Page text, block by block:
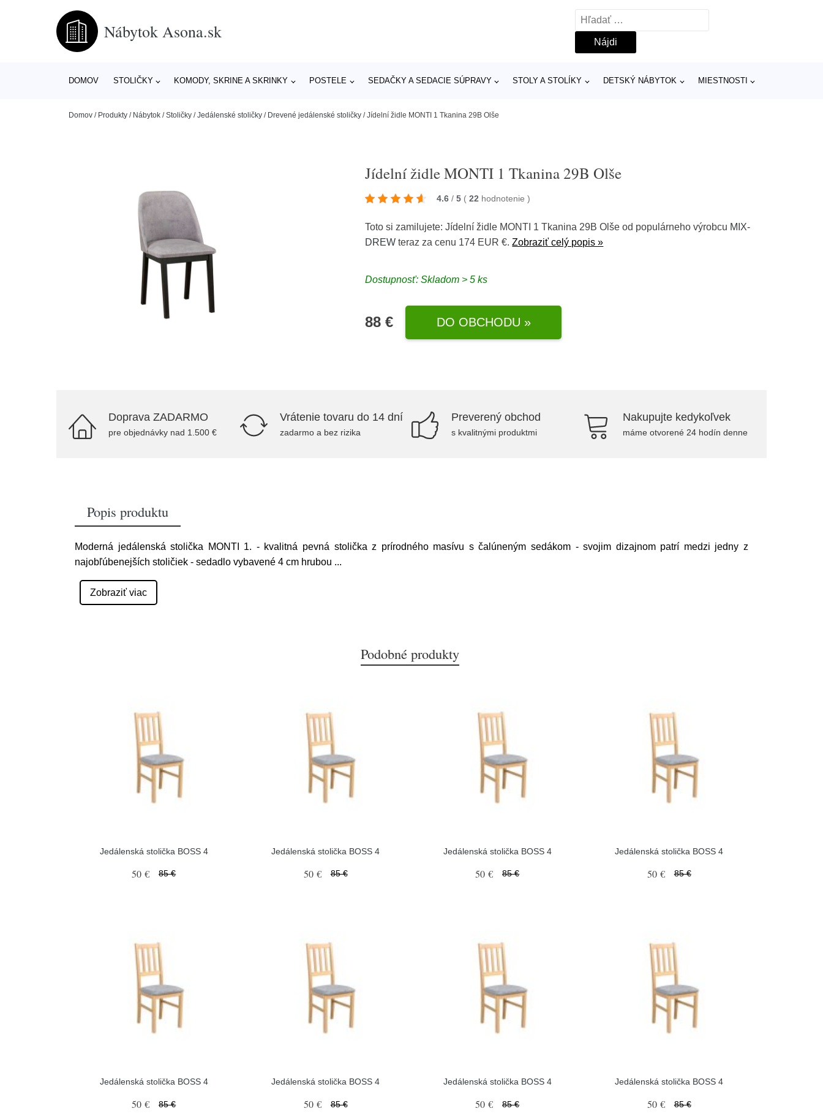
Nábytok Asona.sk
Hľadať:
DOMOV STOLIČKY KOMODY, SKRINE A SKRINKY POSTELE SEDAČKY A SEDACIE SÚPRAVY STOLY A STOLÍKY DETSKÝ NÁBYTOK MIESTNOSTI
Domov / Produkty / Nábytok /Stoličky /Jedálenské stoličky / Drevené jedálenské stoličky /Jídelní židle MONTI 1 Tkanina 29B Olše
Jídelní židle MONTI 1 Tkanina 29B Olše
4.6 / 5 ( 22 hodnotenie)
Toto si zamilujete: Jídelní židle MONTI 1 Tkanina 29B Olše od populárneho výrobcu MIX-
DREW teraz za cenu 174 EUR €.Zobraziť celý popis »
Dostupnosť: Skladom > 5 ks
88 € DO OBCHODU »
Doprava ZADARMO
pre objednávky nad 1.500 €
Vrátenie tovaru do 14 dní
zadarmo a bez rizika
Preverený obchod
s kvalitnými produktmi
Nakupujte kedykoľvek
máme otvorené 24 hodín denne
Popis produktu
Moderná jedálenská stolička MONTI 1. - kvalitná pevná stolička z prírodného masívu s čalúneným sedákom - svojim dizajnom patrí medzi jedny z
najobľúbenejších stoličiek - sedadlo vybavené 4 cm hrubou ...
Zobraziť viac
Podobné produkty
Jedálenská stolička BOSS 4
50 € 85 €
Jedálenská stolička BOSS 4
50 € 85 €
Jedálenská stolička BOSS 4
50 € 85 €
Jedálenská stolička BOSS 4
50 € 85 €
Jedálenská stolička BOSS 4
50 € 85 €
Jedálenská stolička BOSS 4
50 € 85 €
Jedálenská stolička BOSS 4
50 € 85 €
Jedálenská stolička BOSS 4
50 € 85 €